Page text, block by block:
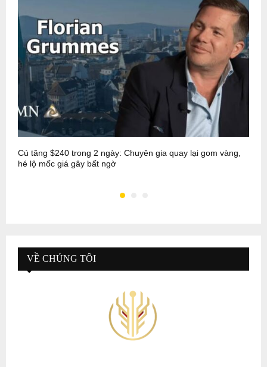
Cú tăng $240 trong 2 ngày: Chuyên gia quay lại gom vàng,
hé lộ mốc giá gây bất ngờ
VỀ CHÚNG TÔI